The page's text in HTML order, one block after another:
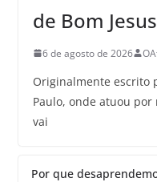
de Bom
6 de agosto de 2026
Originalmente escrito
Paulo, onde atuou por
vai
Por que